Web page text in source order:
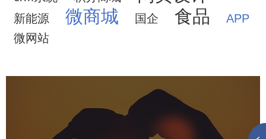
新能源 微商城 国企 食品
APP
微网站
中国人体器官捐献管理中心